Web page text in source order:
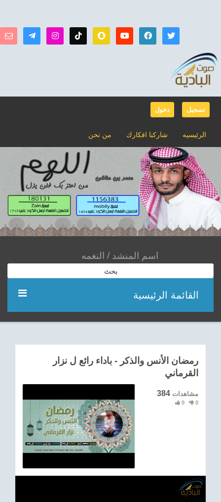
دخول تسجيل
من نحن شاركنا افكارك الرئيسيه
بحث
القائمة الرئيسية
اناشيد
ادعية
Asian
رمضان الأنس والذكر - باداء رائع ل نزار
القرماني
384 مشاهدات
0 0